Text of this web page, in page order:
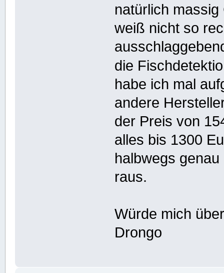
natürlich
weiß nicht so
die
habe ich mal
andere
der Preis von
alles bis 1300
halbwegs
raus.
Würde mich
Drongo